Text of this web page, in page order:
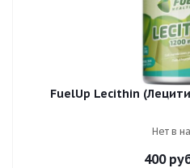
FuelUp Lecithin
Нет в
400